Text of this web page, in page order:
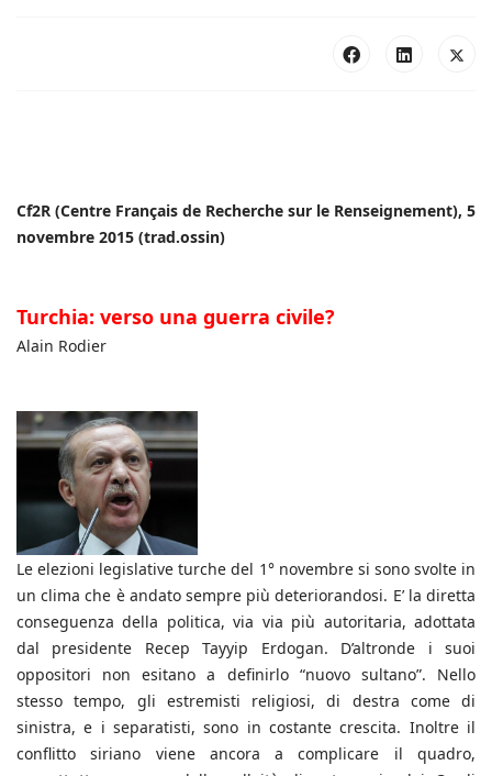
Cf2R (Centre Français de Recherche sur le Renseignement), 5
novembre 2015 (trad.ossin)
Turchia: verso una guerra civile?
Alain Rodier
Le elezioni legislative turche del 1° novembre si sono svolte in
un clima che è andato sempre più deteriorandosi. E’ la diretta
conseguenza della politica, via via più autoritaria, adottata
dal presidente Recep Tayyip Erdogan. D’altronde i suoi
oppositori non esitano a definirlo “nuovo sultano”. Nello
stesso tempo, gli estremisti religiosi, di destra come di
sinistra, e i separatisti, sono in costante crescita. Inoltre il
conflitto siriano viene ancora a complicare il quadro,